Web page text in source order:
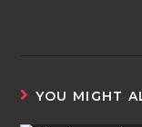
YOU MIGHT